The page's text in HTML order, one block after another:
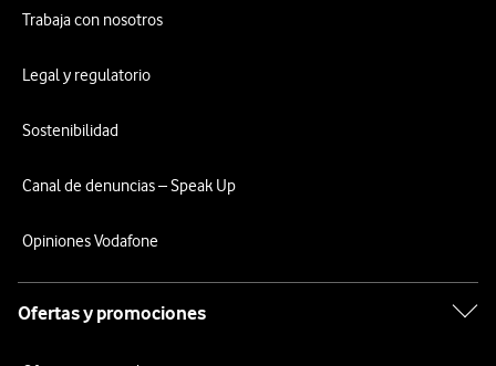
Trabaja con nosotros
Legal y regulatorio
Sostenibilidad
Canal de denuncias – Speak Up
Opiniones Vodafone
Ofertas y promociones